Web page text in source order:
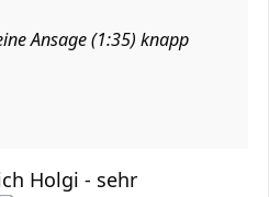
Ansage (1:35) knapp
Holgi - sehr